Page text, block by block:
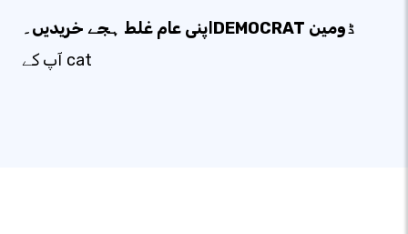
اپنی عام غلط ہجے خریدیں۔DEMOCRAT ڈومین
آپ کے cat